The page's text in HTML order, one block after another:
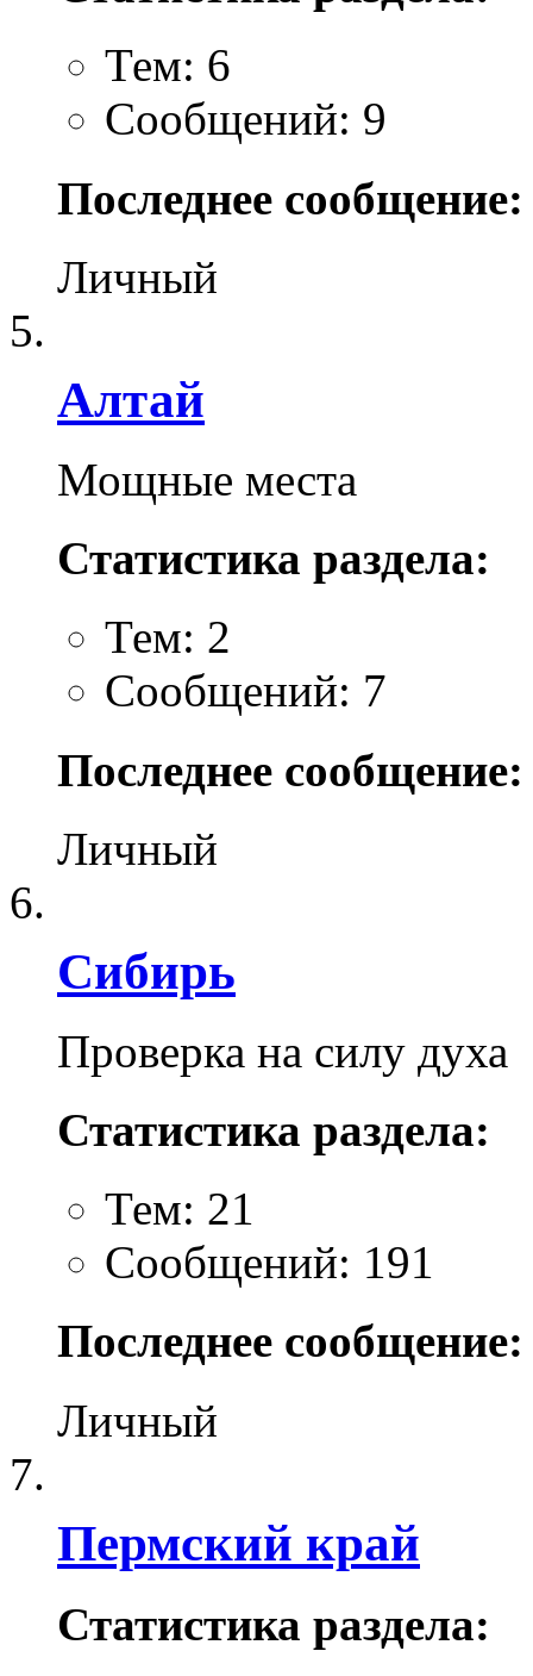
Тем: 6
Сообщений: 9
Последнее сообщение:
Личный
Алтай
Мощные места
Статистика раздела:
Тем: 2
Сообщений: 7
Последнее сообщение:
Личный
Сибирь
Проверка на силу духа
Статистика раздела:
Тем: 21
Сообщений: 191
Последнее сообщение:
Личный
Пермский край
Статистика раздела: